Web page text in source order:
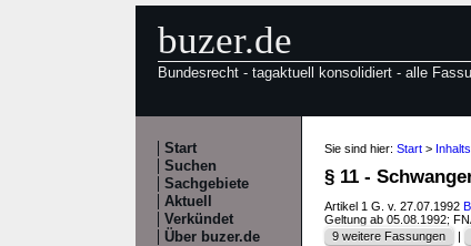
buzer.de
Bundesrecht - tagaktuell konsolidiert - alle
Start
Suchen
Sachgebiete
Aktuell
Verkündet
Über buzer.de
Sie sind hier: Start >
§ 11 -
Artikel 1 G. v. 27.07.1992
Geltung ab 05.08.1992;
9 weitere Fassungen
|